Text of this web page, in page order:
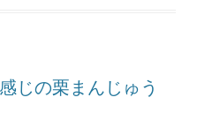
じの栗まんじゅう